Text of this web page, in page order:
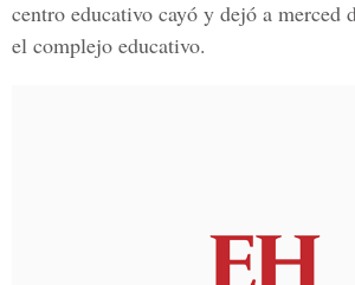
centro educativo cayó y dejó a merced
el complejo educativo.